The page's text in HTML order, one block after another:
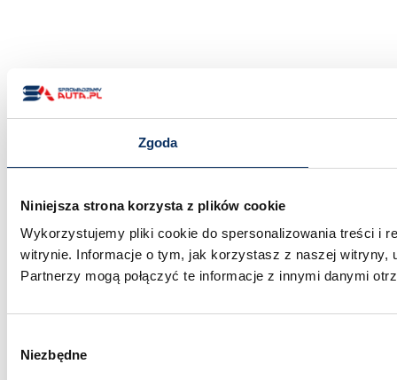
Zgoda
Niniejsza strona korzysta z plików cookie
Wykorzystujemy pliki cookie do spersonalizowania treści i
witrynie. Informacje o tym, jak korzystasz z naszej witryny,
Partnerzy mogą połączyć te informacje z innymi danymi
zgody
Niezbędne